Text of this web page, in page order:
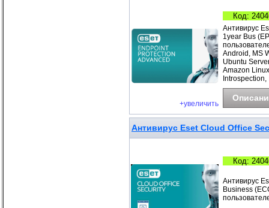
+увеличить
Код:
Антивирус
1year Bus
Android, MS
Ubuntu
Amazon
Антивирус Eset Cloud Office
Код:
Антивирус
Business